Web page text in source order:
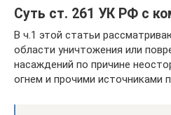
Суть ст. 261 УК РФ с
В ч.1 этой статьи
области уничтожения или
насаждений по причине
огнем и прочими источниками